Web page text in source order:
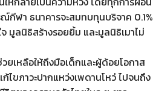
กีฬา ธนาคารจะสมทบทุนบริจาค 0.1%
มูลนิธิสร้างรอยยิ้ม และมูลนิธิเมาไม่
ยเหลือให้ถึงมือเด็กและผู้ด้อยโอกาส
ไขภาวะปากแหว่งเพดานโหว่ ไปจนถึง